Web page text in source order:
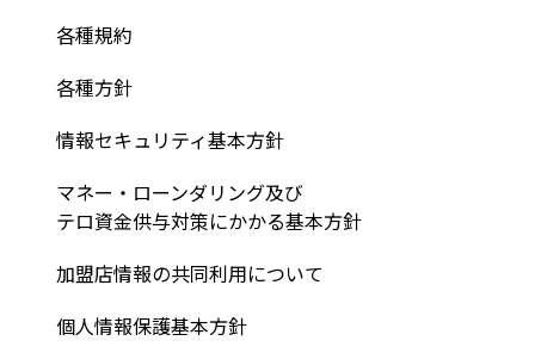
各種規約
各種方針
情報セキュリティ基本方針
マネー・ローンダリング及び
テロ資金供与対策にかかる基本方針
加盟店情報の共同利用について
個人情報保護基本方針